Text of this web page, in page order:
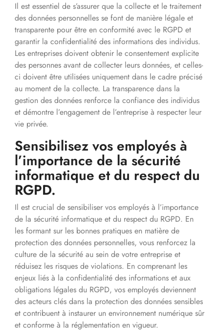
Il est essentiel de s’assurer que la collecte et le traitement
des données personnelles se font de manière légale et
transparente pour être en conformité avec le RGPD et
garantir la confidentialité des informations des individus.
Les entreprises doivent obtenir le consentement explicite
des personnes avant de collecter leurs données, et celles-
ci doivent être utilisées uniquement dans le cadre précisé
au moment de la collecte. La transparence dans la
gestion des données renforce la confiance des individus
et démontre l’engagement de l’entreprise à respecter leur
vie privée.
Sensibilisez vos employés à
l’importance de la sécurité
informatique et du respect du
RGPD.
Il est crucial de sensibiliser vos employés à l’importance
de la sécurité informatique et du respect du RGPD. En
les formant sur les bonnes pratiques en matière de
protection des données personnelles, vous renforcez la
culture de la sécurité au sein de votre entreprise et
réduisez les risques de violations. En comprenant les
enjeux liés à la confidentialité des informations et aux
obligations légales du RGPD, vos employés deviennent
des acteurs clés dans la protection des données sensibles
et contribuent à instaurer un environnement numérique sûr
et conforme à la réglementation en vigueur.